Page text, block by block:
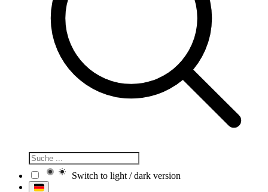
Switch to light / dark version